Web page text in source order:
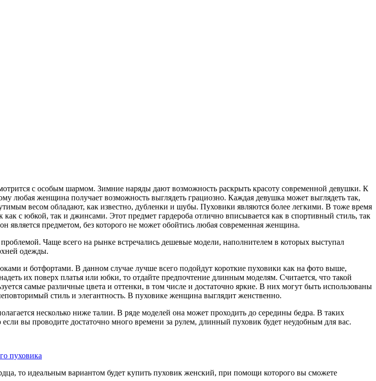
с особым шармом. Зимние наряды дают возможность раскрыть красоту современной девушки. К
любая женщина получает возможность выглядеть грациозно. Каждая девушка может выглядеть так,
весом обладают, как известно, дубленки и шубы. Пуховики являются более легкими. В тоже время
с юбкой, так и джинсами. Этот предмет гардероба отлично вписывается как в спортивный стиль, так
является предметом, без которого не может обойтись любая современная женщина.
Чаще всего на рынке встречались дешевые модели, наполнителем в которых выступал
одежды.
и ботфортами. В данном случае лучше всего подойдут короткие пуховики как на фото выше,
их поверх платья или юбки, то отдайте предпочтение длинным моделям. Считается, что такой
самые различные цвета и оттенки, в том числе и достаточно яркие. В них могут быть использованы
стиль и элегантность. В пуховике женщина выглядит женственно.
несколько ниже талии. В ряде моделей она может проходить до середины бедра. В таких
вы проводите достаточно много времени за рулем, длинный пуховик будет неудобным для вас.
пуховика
то идеальным вариантом будет купить пуховик женский, при помощи которого вы сможете